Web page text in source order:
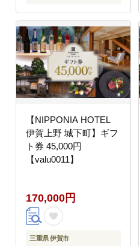
【NIPPONIA HOTEL
伊賀上野 城下町】ギフ
ト券 45,000円
【valu0011】
170,000円
三重県 伊賀市